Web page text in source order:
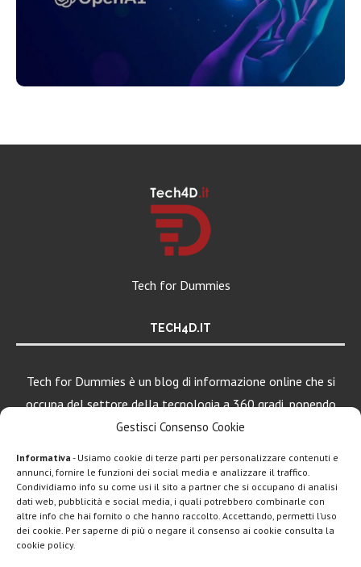
Gestisci Consenso Cookie
Informativa - Usiamo cookie di terze parti per personalizzare contenuti e
annunci, fornire le funzioni dei social media e analizzare il traffico.
Condividiamo info su come usi il sito a partner che si occupano di analisi
dati web, pubblicità e social media, i quali potrebbero combinarle con
altre info che hai fornito o che hanno raccolto. Accettando, permetti l’uso
dei cookie. Per saperne di più o negare il consenso ai cookie consulta la
cookie policy.
Tech for Dummies
TECH4D.IT
Tech for Dummies è un blog di informazione online che si
occupa del settore della tecnologia a 360 gradi, ponendo
una particolare attenzione al mondo Android, Apple e